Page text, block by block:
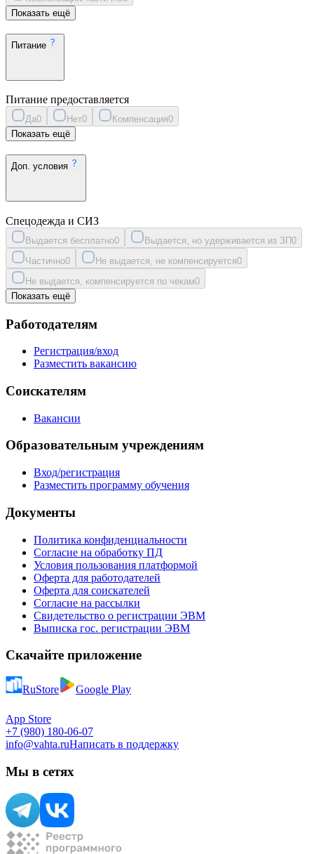
Показать ещё
Питание
Питание предоставляется
Да0 Нет0 Компенсация0
Показать ещё
Доп. условия
Спецодежда и СИЗ
Выдается бесплатно0 Выдается, но удерживается из ЗП0
Частично0 Не выдается, не компенсируется0
Не выдается, компенсируется по чекам0
Показать ещё
Работодателям
Регистрация/вход
Разместить вакансию
Соискателям
Вакансии
Образовательным учреждениям
Вход/регистрация
Разместить программу обучения
Документы
Политика конфиденциальности
Согласие на обработку ПД
Условия пользования платформой
Оферта для работодателей
Оферта для соискателей
Согласие на рассылки
Свидетельство о регистрации ЭВМ
Выписка гос. регистрации ЭВМ
Скачайте приложение
RuStore Google Play
App Store
+7 (980) 180-06-07
info@vahta.ruНаписать в поддержку
Мы в сетях